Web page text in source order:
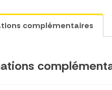
complémentaires